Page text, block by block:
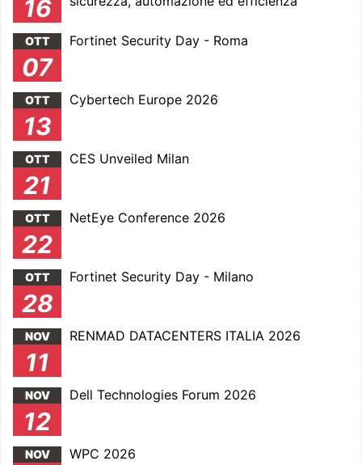
16
OTT
07
Fortinet Security Day - Roma
OTT
13
Cybertech Europe 2026
OTT
21
CES Unveiled Milan
OTT
22
NetEye Conference 2026
OTT
28
Fortinet Security Day - Milano
NOV
11
RENMAD DATACENTERS ITALIA 2026
NOV
12
Dell Technologies Forum 2026
NOV WPC 2026